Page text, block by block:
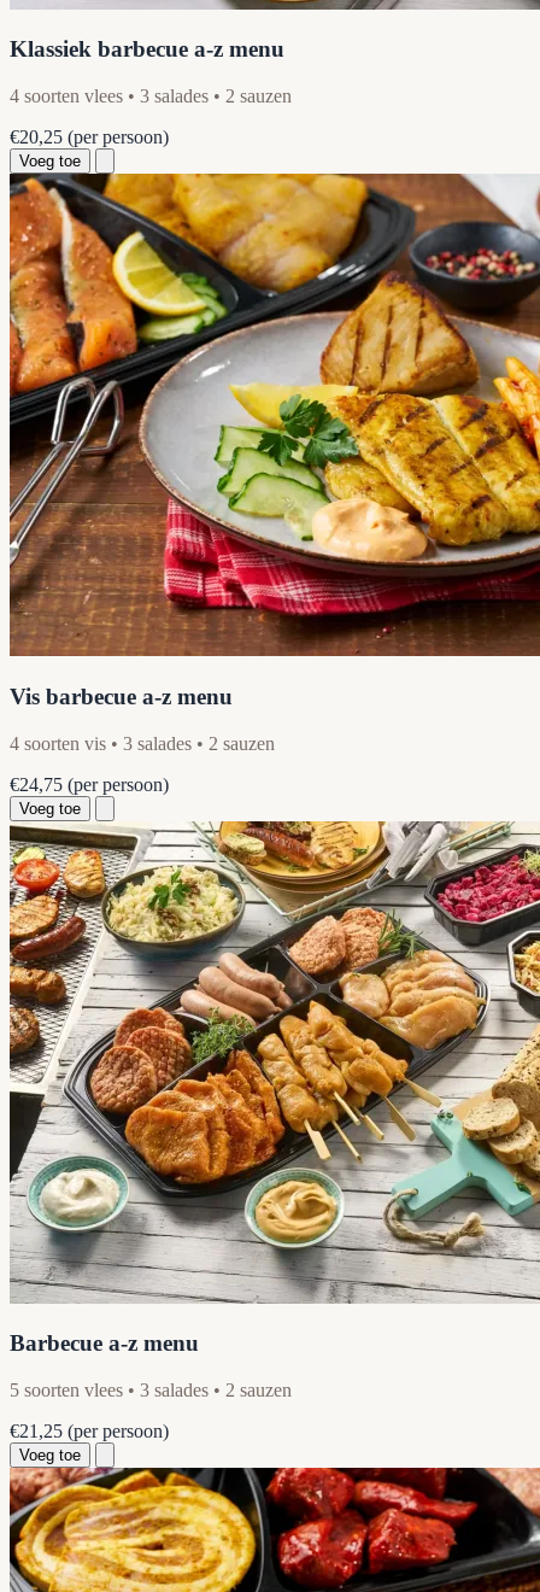
Klassiek barbecue a-z menu
4 soorten vlees • 3 salades • 2 sauzen
€20,25 (per persoon)
Voeg toe
Vis barbecue a-z menu
4 soorten vis • 3 salades • 2 sauzen
€24,75 (per persoon)
Voeg toe
Barbecue a-z menu
5 soorten vlees • 3 salades • 2 sauzen
€21,25 (per persoon)
Voeg toe